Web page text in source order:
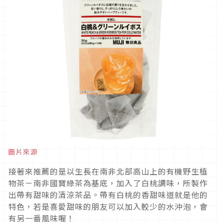
圖片來源
接著來推薦的是以生長在南非北部高山上的有機野生植
物茶－南非國寶綠茶為基底，加入了白桃調味，所製作
出帶有甜味的清涼茶品。帶有白桃的香甜味道就是他的
特色，若是喜愛甜味的朋友可以加入較少的水沖泡，會
有另一番風味喔！